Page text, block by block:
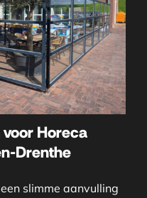
Horeca
Drenthe
slimme aanvulling